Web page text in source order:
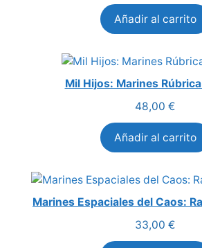
Añadir al carrito
Mil Hijos: Marines
48,00 €
Añadir al carrito
Marines Espaciales del Caos:
33,00 €